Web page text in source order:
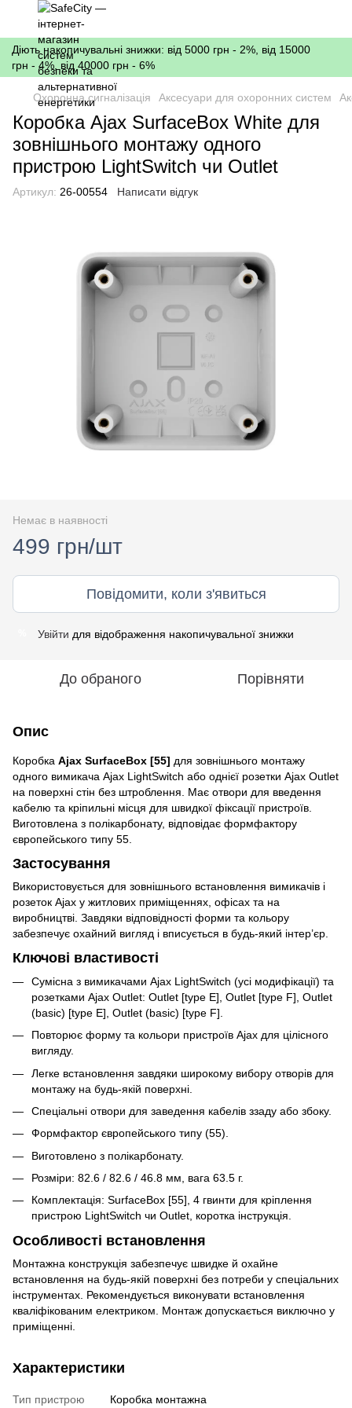
Діють накопичувальні знижки: від 5000 грн - 2%, від 15000
грн - 4%, від 40000 грн - 6%
Охоронна сигналізація Аксесуари для охоронних систем
Коробка Ajax SurfaceBox White для
зовнішнього монтажу одного
пристрою LightSwitch чи Outlet
Артикул: 26-00554 Написати відгук
Немає в наявності
499 грн/шт
Повідомити, коли з'явиться
Увійти для відображення накопичувальної знижки
До обраного Порівняти
Опис
Коробка Ajax SurfaceBox [55] для зовнішнього монтажу
одного вимикача Ajax LightSwitch або однієї розетки Ajax Outlet
на поверхні стін без штроблення. Має отвори для введення
кабелю та кріпильні місця для швидкої фіксації пристроїв.
Виготовлена з полікарбонату, відповідає формфактору
європейського типу 55.
Застосування
Використовується для зовнішнього встановлення вимикачів і
розеток Ajax у житлових приміщеннях, офісах та на
виробництві. Завдяки відповідності форми та кольору
забезпечує охайний вигляд і вписується в будь-який інтер’єр.
Ключові властивості
Сумісна з вимикачами Ajax LightSwitch (усі модифікації) та
розетками Ajax Outlet: Outlet [type E], Outlet [type F], Outlet
(basic) [type E], Outlet (basic) [type F].
Повторює форму та кольори пристроїв Ajax для цілісного
вигляду.
Легке встановлення завдяки широкому вибору отворів для
монтажу на будь-якій поверхні.
Спеціальні отвори для заведення кабелів ззаду або збоку.
Формфактор європейського типу (55).
Виготовлено з полікарбонату.
Розміри: 82.6 / 82.6 / 46.8 мм, вага 63.5 г.
Комплектація: SurfaceBox [55], 4 гвинти для кріплення
пристрою LightSwitch чи Outlet, коротка інструкція.
Особливості встановлення
Монтажна конструкція забезпечує швидке й охайне
встановлення на будь-якій поверхні без потреби у спеціальних
інструментах. Рекомендується виконувати встановлення
кваліфікованим електриком. Монтаж допускається виключно у
приміщенні.
Характеристики
Тип пристрою Коробка монтажна